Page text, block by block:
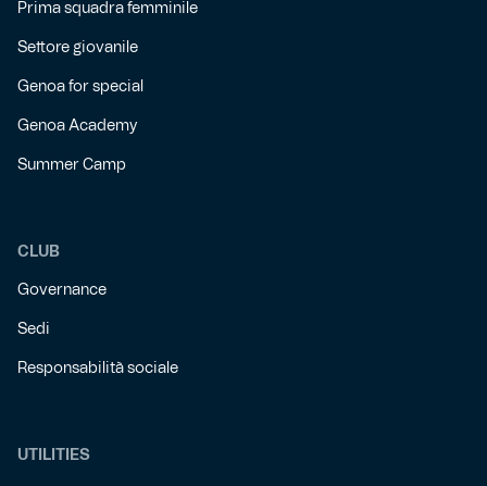
Prima squadra femminile
Settore giovanile
Genoa for special
Genoa Academy
Summer Camp
CLUB
Governance
Sedi
Responsabilità sociale
UTILITIES